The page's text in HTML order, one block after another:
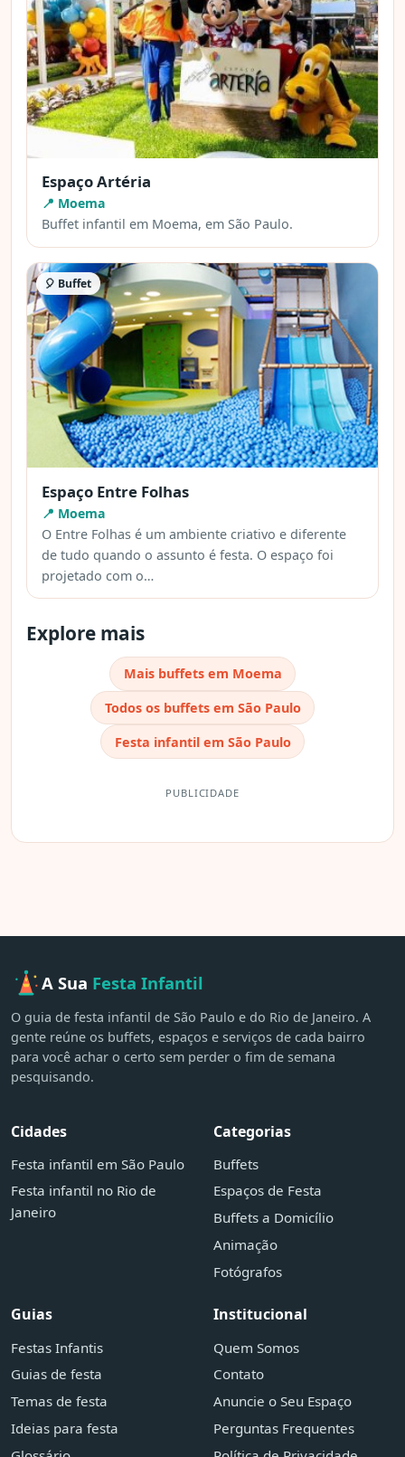
Espaço Artéria
📍 Moema
Buffet infantil em Moema, em São Paulo.
🎈 Buffet
Espaço Entre Folhas
📍 Moema
O Entre Folhas é um ambiente criativo e diferente
de tudo quando o assunto é festa. O espaço foi
projetado com o…
Explore mais
Mais buffets em Moema
Todos os buffets em São Paulo
Festa infantil em São Paulo
PUBLICIDADE
A Sua Festa Infantil
O guia de festa infantil de São Paulo e do Rio de Janeiro. A
gente reúne os buffets, espaços e serviços de cada bairro
para você achar o certo sem perder o fim de semana
pesquisando.
Cidades
Festa infantil em São Paulo
Festa infantil no Rio de
Janeiro
Categorias
Buffets
Espaços de Festa
Buffets a Domicílio
Animação
Fotógrafos
Guias
Festas Infantis
Guias de festa
Temas de festa
Ideias para festa
Institucional
Quem Somos
Contato
Anuncie o Seu Espaço
Perguntas Frequentes